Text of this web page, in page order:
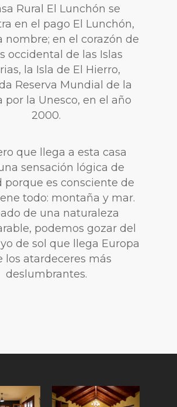
Rural El Lunchón se
en el pago El Lunchón,
nombre; en el corazón de
occidental de las Islas
la Isla de El Hierro,
Reserva Mundial de la
por la Unesco, en el año
2000.
que llega a esta casa
sensación lógica de
porque es consciente de
todo: montaña y mar.
de una naturaleza
podemos gozar del
de sol que llega Europa
los atardeceres más
deslumbrantes.